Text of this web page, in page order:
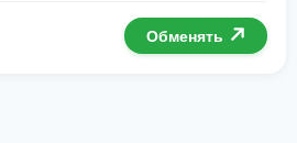
Обменять